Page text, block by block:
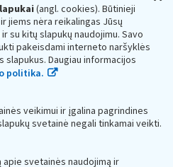
(angl. cookies). Būtinieji
jiems nėra reikalingas Jūsų
su kitų slapukų naudojimu. Savo
pakeisdami interneto naršyklės
Daugiau informacijos
politika.
veikimui ir įgalina pagrindines
svetainė negali tinkamai veikti.
svetainės naudojimą ir
kodas — 188659752,
Vilnius, Lietuva, el.paštas:
adresas 188659752
inspekciją prie Lietuvos
ir saugomi Juridinių